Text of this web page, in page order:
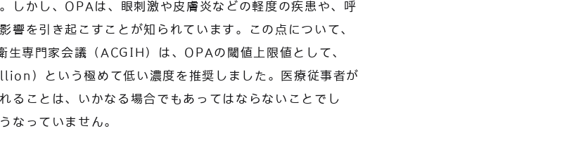
しかし、OPAは、眼刺激や皮膚炎などの軽度の疾患や、呼
響を引き起こすことが知られています。この点について、
専門家会議（ACGIH）は、OPAの閾値上限値として、
）という極めて低い濃度を推奨しました。医療従事者が
ることは、いかなる場合でもあってはならないことでし
なっていません。